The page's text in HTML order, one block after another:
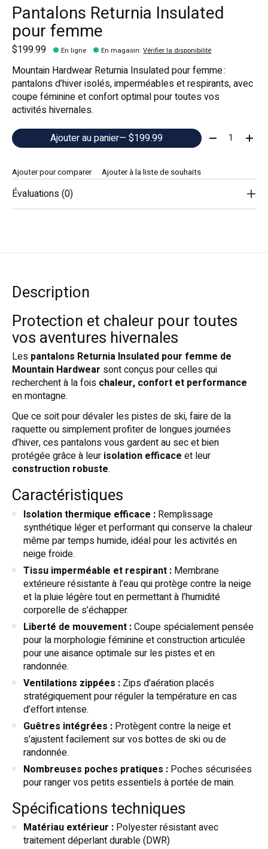
Pantalons Returnia Insulated
pour femme
$199.99 En ligne En magasin:Vérifier la disponibilité
Mountain Hardwear Returnia Insulated pour femme :
pantalons d’hiver isolés, imperméables et respirants, avec
coupe féminine et confort optimal pour toutes vos
activités hivernales.
Ajouter au panier
— $199.99 Quantité:
Ajouter pour comparer Ajouter à la liste de souhaits
Évaluations (0)
Description
Protection et chaleur pour toutes
vos aventures hivernales
Les pantalons Returnia Insulated pour femme de
Mountain Hardwear sont conçus pour celles qui
recherchent à la fois chaleur, confort et performance
en montagne.
Que ce soit pour dévaler les pistes de ski, faire de la
raquette ou simplement profiter de longues journées
d’hiver, ces pantalons vous gardent au sec et bien
protégée grâce à leur isolation efficace et leur
construction robuste.
Caractéristiques
Isolation thermique efficace : Remplissage
synthétique léger et performant qui conserve la chaleur
même par temps humide, idéal pour les activités en
neige froide.
Tissu imperméable et respirant : Membrane
extérieure résistante à l’eau qui protège contre la neige
et la pluie légère tout en permettant à l’humidité
corporelle de s’échapper.
Liberté de mouvement :Coupe spécialement pensée
pour la morphologie féminine et construction articulée
pour une aisance optimale sur les pistes et en
randonnée.
Ventilations zippées : Zips d’aération placés
stratégiquement pour réguler la température en cas
d’effort intense.
Guêtres intégrées : Protègent contre la neige et
s’ajustent facilement sur vos bottes de ski ou de
randonnée.
Nombreuses poches pratiques : Poches sécurisées
pour ranger vos petits essentiels à portée de main.
Spécifications techniques
Matériau extérieur : Polyester résistant avec
traitement déperlant durable (DWR)